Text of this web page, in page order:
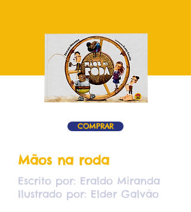
COMPRAR
Mãos na roda
Escrito por: Eraldo Miranda
Ilustrado por: Elder Galvão